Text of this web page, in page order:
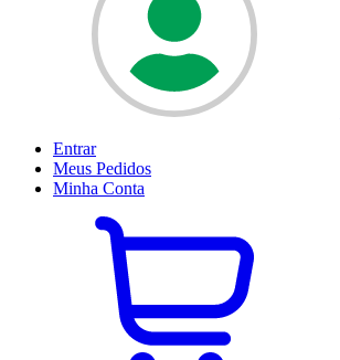
Entrar
Meus Pedidos
Minha Conta